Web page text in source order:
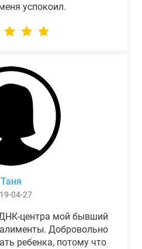
успокоил.
Таня
04-27
центра мой бывший
Добровольно
ребенка, потому что